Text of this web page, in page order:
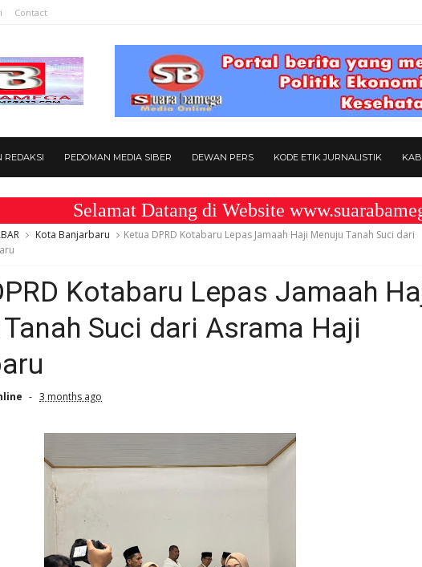
Contact
REDAKSI PEDOMAN MEDIA SIBER DEWAN PERS KODE ETIK JURNALISTIK
Selamat Datang di Website
Kota Banjarbaru
Ketua DPRD Kotabaru Lepas Jamaah Haji Menuju Tanah Suci dari
Kotabaru Lepas Jamaah
Suci dari Asrama Haji
3 months ago